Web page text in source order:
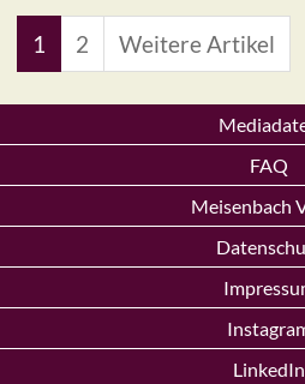
1 2 Weitere Artikel
FAQ
Meisenbach
LinkedIn